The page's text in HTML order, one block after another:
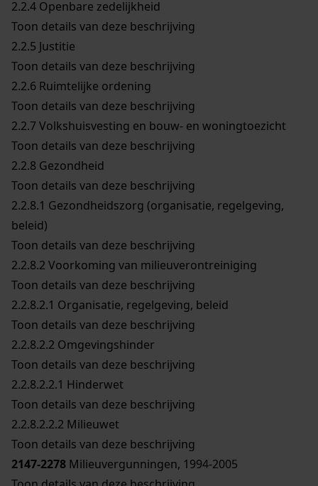
2.2.4 Openbare zedelijkheid
Toon details van deze beschrijving
2.2.5 Justitie
Toon details van deze beschrijving
2.2.6 Ruimtelijke ordening
Toon details van deze beschrijving
2.2.7Volkshuisvesting en bouw- en woningtoezicht
Toon details van deze beschrijving
2.2.8 Gezondheid
Toon details van deze beschrijving
2.2.8.1 Gezondheidszorg (organisatie, regelgeving,
beleid)
Toon details van deze beschrijving
2.2.8.2 Voorkoming van milieuverontreiniging
Toon details van deze beschrijving
2.2.8.2.1 Organisatie, regelgeving, beleid
Toon details van deze beschrijving
2.2.8.2.2 Omgevingshinder
Toon details van deze beschrijving
2.2.8.2.2.1 Hinderwet
Toon details van deze beschrijving
2.2.8.2.2.2 Milieuwet
Toon details van deze beschrijving
2147-2278 Milieuvergunningen, 1994-2005